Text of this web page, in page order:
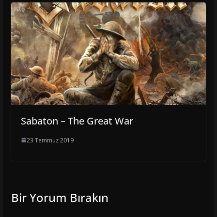
Sabaton – The Great War
23 Temmuz 2019
Bir Yorum Bırakın